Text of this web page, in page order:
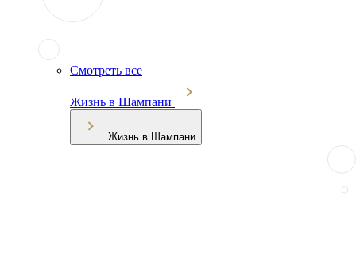
Смотреть все
Жизнь в Шампани
Жизнь в Шампани